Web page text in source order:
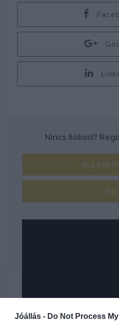
Jóállás - Do Not Process
Nincs fiókod?
CÉG